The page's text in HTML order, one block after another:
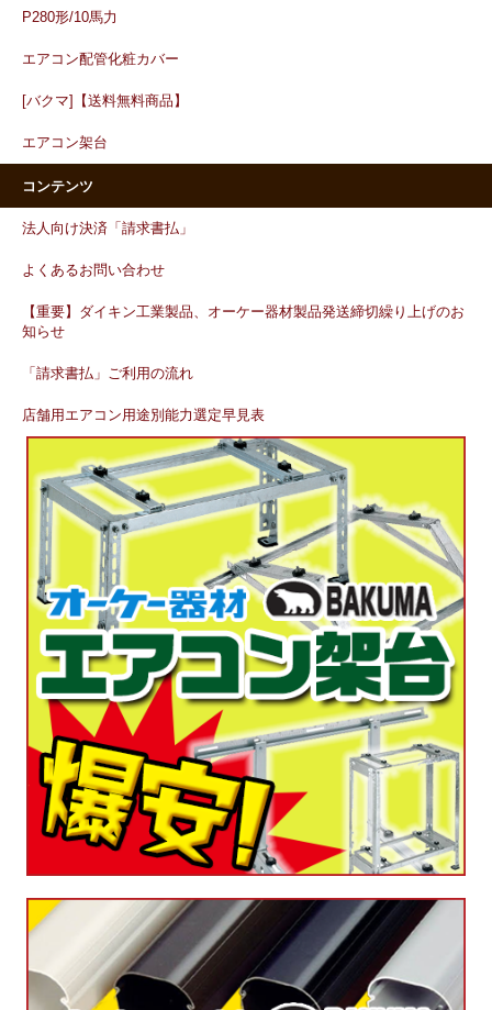
P280形/10馬力
エアコン配管化粧カバー
[バクマ]【送料無料商品】
エアコン架台
コンテンツ
法人向け決済「請求書払」
よくあるお問い合わせ
【重要】ダイキン工業製品、オーケー器材製品発送締切繰り上げのお
知らせ
「請求書払」ご利用の流れ
店舗用エアコン用途別能力選定早見表